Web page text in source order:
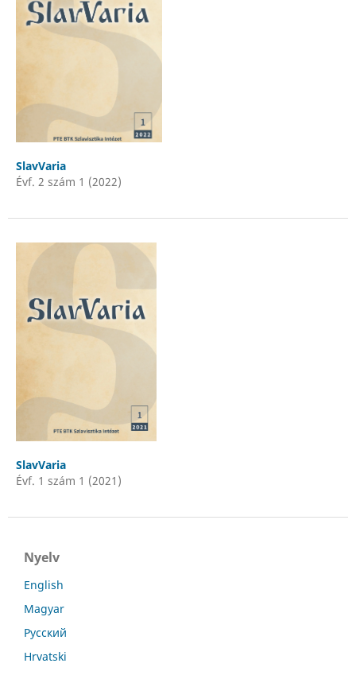
SlavVaria
Évf. 2 szám 1 (2022)
SlavVaria
Évf. 1 szám 1 (2021)
Nyelv
English
Magyar
Русский
Hrvatski